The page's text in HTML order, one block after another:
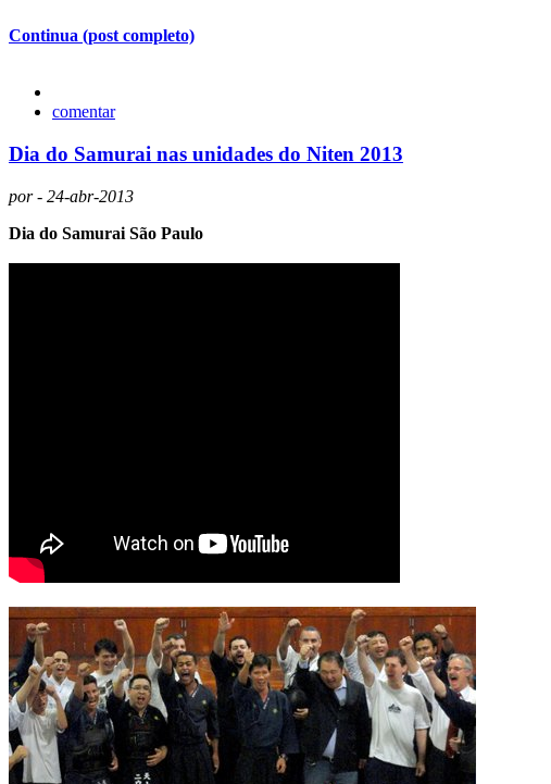
Continua (post completo)
comentar
Dia do Samurai nas unidades do Niten 2013
por - 24-abr-2013
Dia do Samurai São Paulo